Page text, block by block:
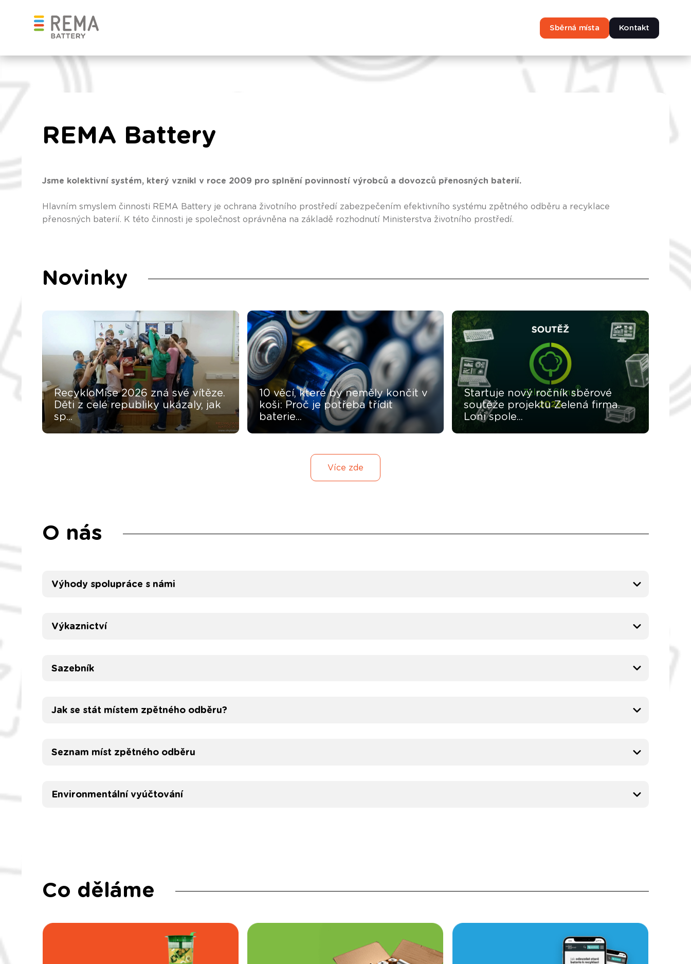
Sběrná místa Kontakt
REMA Battery
Jsme kolektivní systém, který vznikl v roce 2009 pro splnění povinností výrobců a dovozců přenosných baterií.
Hlavním smyslem činnosti REMA Battery je ochrana životního prostředí zabezpečením efektivního systému zpětného odběru a recyklace
přenosných baterií. K této činnosti je společnost oprávněna na základě rozhodnutí Ministerstva životního prostředí.
Novinky
RecykloMise 2026 zná své vítěze.
Děti z celé republiky ukázaly, jak
sp...
10 věcí, které by neměly končit v
koši: Proč je potřeba třídit
baterie...
Startuje nový ročník sběrové
soutěže projektu Zelená firma.
Loni spole...
Více zde
O nás
Výhody spolupráce s námi
Výkaznictví
Sazebník
Jak se stát místem zpětného odběru?
Seznam míst zpětného odběru
Environmentální vyúčtování
Co děláme